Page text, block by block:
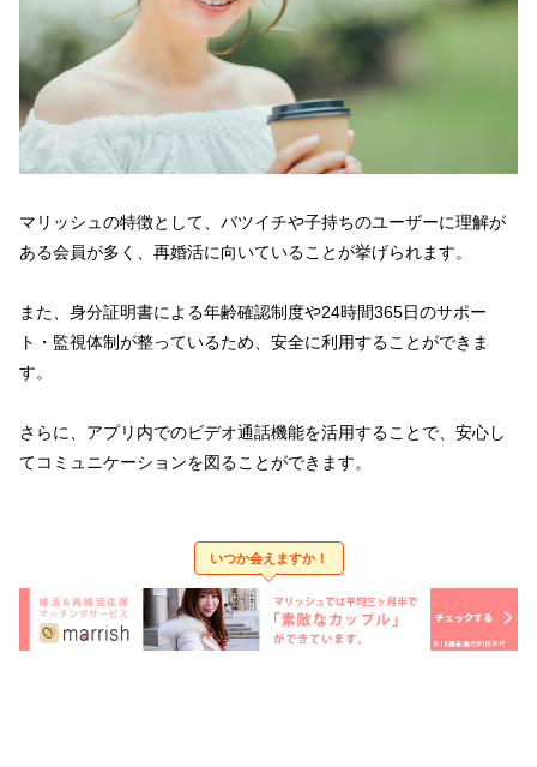
マリッシュの特徴として、バツイチや子持ちのユーザーに理解が
ある会員が多く、再婚活に向いていることが挙げられます。
また、身分証明書による年齢確認制度や24時間365日のサポー
ト・監視体制が整っているため、安全に利用することができま
す。
さらに、アプリ内でのビデオ通話機能を活用することで、安心し
てコミュニケーションを図ることができます。
いつか会えますか！